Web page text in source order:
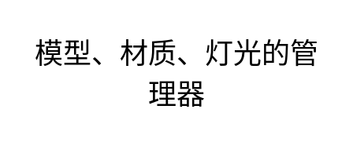
模型、材质、灯光的管
理器